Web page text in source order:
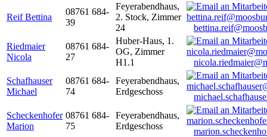
Reif Bettina
08761 684-
39
Feyerabendhaus,
2. Stock, Zimmer
24
Riedmaier
Nicola
08761 684-
27
Huber-Haus, 1.
OG, Zimmer
H1.1
Schafhauser
Michael
08761 684-
74
Feyerabendhaus,
Erdgeschoss
Scheckenhofer
Marion
08761 684-
75
Feyerabendhaus,
Erdgeschoss